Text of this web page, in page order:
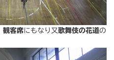
観客席にもなり又歌舞伎の花道の